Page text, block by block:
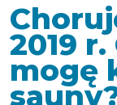
2019
mogę